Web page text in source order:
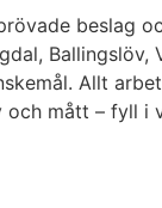
beslag
Ballingslöv,
Allt
och mått – fyll